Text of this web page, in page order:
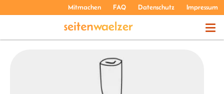
Mitmachen FAQ Datenschutz Impressum
PODCASTS